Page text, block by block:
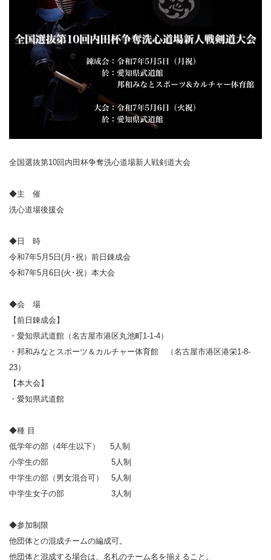
全国選抜第10回内田杯争奪洗心道場新人戦剣道大会
◆主 催
洗心道場後援会
◆日 時
令和7年5月5日(月･祝）前日錬成会
令和7年5月6日(火･祝）本大会
◆会 場
【前日錬成会】
・愛知県武道館（名古屋市港区丸池町1-1-4）
・邦和みなとスポーツ＆カルチャー体育館 （名古屋市港区港栄1-8-
23）
【本大会】
・愛知県武道館
◆種 目
低学年の部（4年生以下） 5人制
小学生の部 5人制
中学生の部（男女混合可） 5人制
中学生女子の部 3人制
◆参加制限
他団体との混成チームの編成可。
他団体と混成する場合は、名札のチーム名を揃えること。